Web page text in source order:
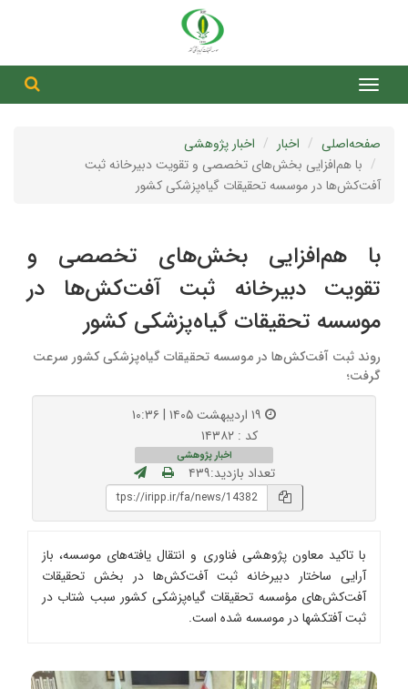
صفحه‌اصلی اخبار
اخبار پژوهشی
با هم‌افزایی بخش‌های تخصصی و تقویت دبیرخانه ثبت
آفت‌کش‌ها در موسسه تحقیقات گیاه‌پزشکی کشور
با هم‌افزایی بخش‌های تخصصی و
تقویت دبیرخانه ثبت آفت‌کش‌ها در
موسسه تحقیقات گیاه‌پزشکی کشور
روند ثبت آفت‌کش‌ها در موسسه تحقیقات گیاه‌پزشکی کشور سرعت
گرفت؛
کد : ۱۴۳۸۲
اخبار پژوهشی
تعداد بازدید:۴۳۹
با تاکید معاون پژوهشی فناوری و انتقال یافته‌های موسسه، باز
آرایی ساختار دبیرخانه ثبت آفت‌کش‌ها در بخش تحقیقات
آفت‌کش‌های مؤسسه تحقیقات گیاه‌پزشکی کشور سبب شتاب در
ثبت آفتکشها در موسسه شده است.